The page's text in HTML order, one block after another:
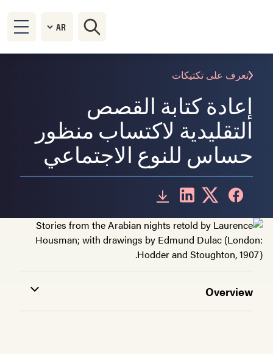
تعرف على تكتيكات
إعادة كتابة القصص
التقليدية لاكتساب منظور
حساس للنوع الاجتماعي
Overview